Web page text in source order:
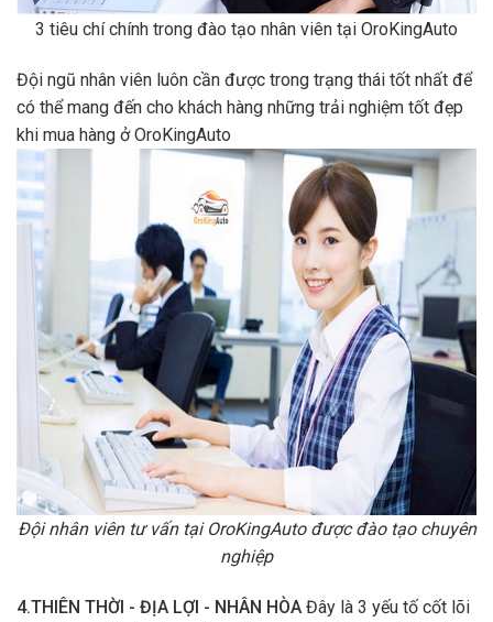
3 tiêu chí chính trong đào tạo nhân viên tại OroKingAuto
Đội ngũ nhân viên luôn cần được trong trạng thái tốt nhất để
có thể mang đến cho khách hàng những trải nghiệm tốt đẹp
khi mua hàng ở OroKingAuto
Đội nhân viên tư vấn tại OroKingAuto được đào tạo chuyên
nghiệp
4.THIÊN THỜI - ĐỊA LỢI - NHÂN HÒA Đây là 3 yếu tố cốt lõi